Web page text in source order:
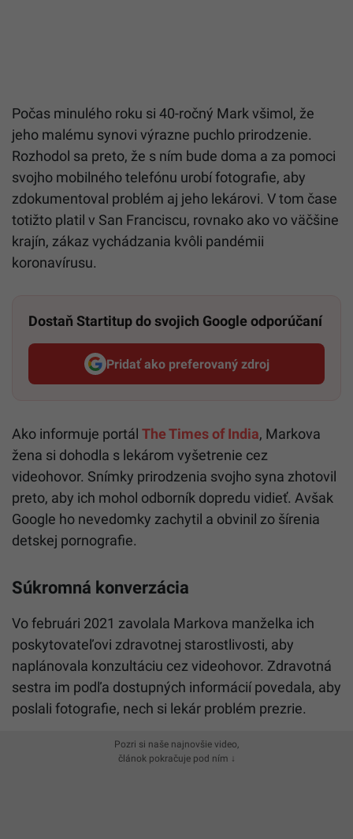
Počas minulého roku si 40-ročný Mark všimol, že
jeho malému synovi výrazne puchlo prirodzenie.
Rozhodol sa preto, že s ním bude doma a za pomoci
svojho mobilného telefónu urobí fotografie, aby
zdokumentoval problém aj jeho lekárovi. V tom čase
totižto platil v San Franciscu, rovnako ako vo väčšine
krajín, zákaz vychádzania kvôli pandémii
koronavírusu.
Dostaň Startitup do svojich Google odporúčaní
Pridať ako preferovaný zdroj
Startitup, odkaz sa otvorí v
Ako informuje portál The Times of India, Markova
žena si dohodla s lekárom vyšetrenie cez
videohovor. Snímky prirodzenia svojho syna zhotovil
preto, aby ich mohol odborník dopredu vidieť. Avšak
Google ho nevedomky zachytil a obvinil zo šírenia
detskej pornografie.
Súkromná konverzácia
Vo februári 2021 zavolala Markova manželka ich
poskytovateľovi zdravotnej starostlivosti, aby
naplánovala konzultáciu cez videohovor. Zdravotná
sestra im podľa dostupných informácií povedala, aby
poslali fotografie, nech si lekár problém prezrie.
Pozri si naše najnovšie video,
článok pokračuje pod ním ↓